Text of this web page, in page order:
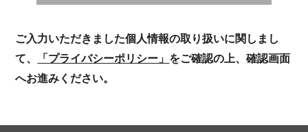
ご入力いただきました個人情報の取り扱いに関しまし
て、
「プライバシーポリシー」 をご確認の上、確認画面
へお進みください。